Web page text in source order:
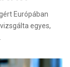
Európában
egyes,